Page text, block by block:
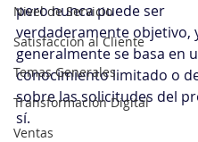
Nivel de Servicio
Satisfacción al Cliente
Temas Generales
Transformación Digital
Ventas
pero nunca puede ser
verdaderamente objetivo,
generalmente se basa en
conocimiento limitado o
sobre las solicitudes del
sí.